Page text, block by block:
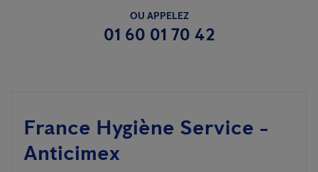
OU APPELEZ
01 60 01 70 42
France Hygiène Service -
Anticimex